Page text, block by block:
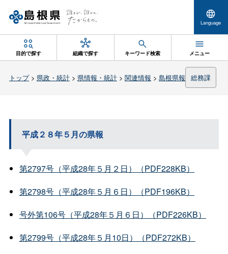
Language
目的で探す 組織で探す キーワード検索 メニュー
トップ> 県政・統計> 県情報・統計> 関連情報 > 島根県報 総務課
平成２８年５月の県報
第2797号（平成28年５月２日）（PDF228KB）
第2798号（平成28年５月６日）（PDF196KB）
号外第106号（平成28年５月６日）（PDF226KB）
第2799号（平成28年５月10日）（PDF272KB）